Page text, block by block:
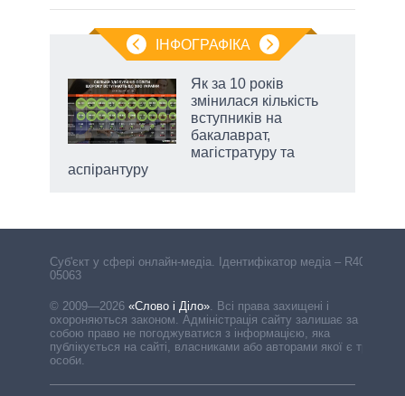
ІНФОГРАФІКА
Як за 10 років
змінилася кількість
вступників на
бакалаврат,
магістратуру та
аспірантуру
Cуб'єкт у сфері онлайн-медіа. Ідентифікатор медіа – R40-
05063
© 2009—2026 «Слово і Діло». Всі права захищені і
охороняються законом. Адміністрація сайту залишає за
собою право не погоджуватися з інформацією, яка
публікується на сайті, власниками або авторами якої є треті
особи.